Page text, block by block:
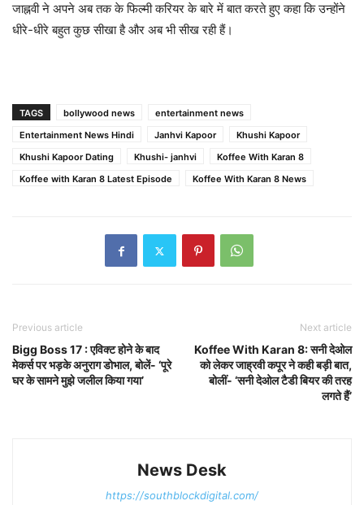
जाह्नवी ने अपने अब तक के फिल्मी करियर के बारे में बात करते हुए कहा कि उन्होंने
धीरे-धीरे बहुत कुछ सीखा है और अब भी सीख रही हैं।
TAGS bollywood news
entertainment news
Entertainment News Hindi
Janhvi Kapoor
Khushi Kapoor
Khushi Kapoor Dating
Khushi- janhvi
Koffee With Karan 8
Koffee with Karan 8 Latest Episode
Koffee With Karan 8 News
Previous article
Bigg Boss 17 : एविक्ट होने के बाद
मेकर्स पर भड़के अनुराग डोभाल, बोलें- ‘पूरे
घर के सामने मुझे जलील किया गया’
Next article
Koffee With Karan 8: सनी देओल
को लेकर जाह्रवी कपूर ने कही बड़ी बात,
बोलीं- ‘सनी देओल टैडी बियर की तरह
लगते हैं’
News Desk
https://southblockdigital.com/